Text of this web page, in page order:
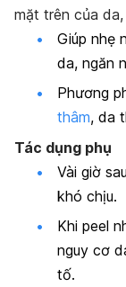
mặt trên của da,
Giúp nhẹ
da, ngăn
Phương
thâm, da
Tác dụng phụ
Vài giờ
khó chịu.
Khi peel
nguy cơ
tố.